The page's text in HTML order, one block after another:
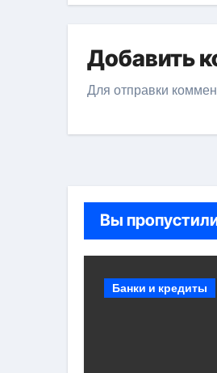
Добавить
Для отправки
Вы
Банки и кредиты